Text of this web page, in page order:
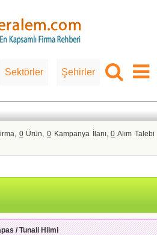
Sektörler Şehirler
0Ürün,0 Kampanya İlanı,0 Alım Talebi
/ Tunali Hilmi